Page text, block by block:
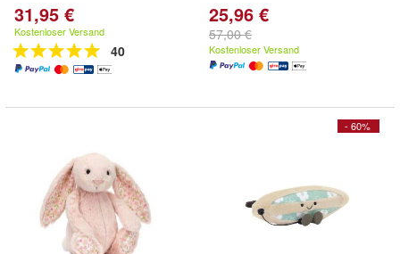
31,95 €
Kostenloser Versand
40
25,96 €
57,00 €
Kostenloser Versand
- 60%